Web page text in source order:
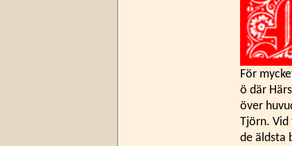
För
ö där
över
Tjörn.
de äldsta